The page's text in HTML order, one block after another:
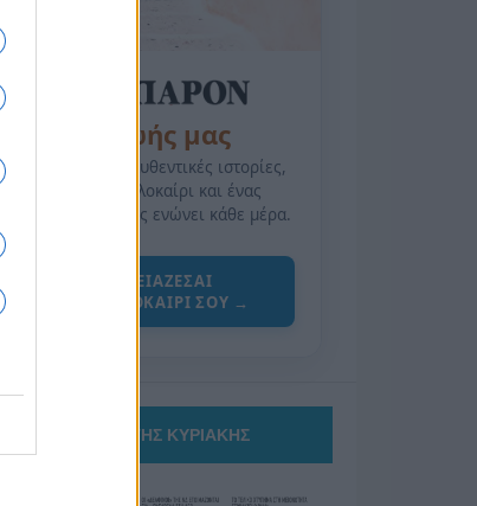
της Ζωής μας
Οι άνθρωποι, οι αυθεντικές ιστορίες,
το ελληνικό καλοκαίρι και ένας
πολιτισμός που μας ενώνει κάθε μέρα.
ΟΣΑ ΧΡΕΙΑΖΕΣΑΙ
ΓΙΑ ΤΟ ΚΑΛΟΚΑΙΡΙ ΣΟΥ →
ΤΟ ΠΑΡΟΝ ΤΗΣ ΚΥΡΙΑΚΗΣ